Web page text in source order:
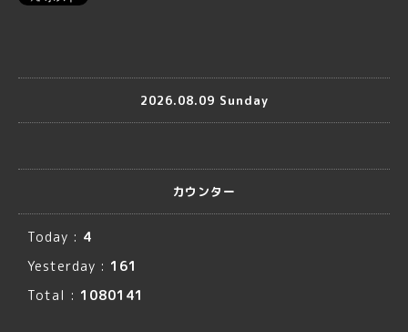
2026.08.09 Sunday
カウンター
Today : 4
Yesterday : 161
Total : 1080141